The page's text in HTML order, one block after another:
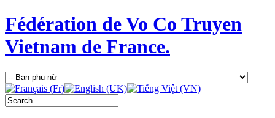
Fédération de Vo Co Truyen
Vietnam de France.